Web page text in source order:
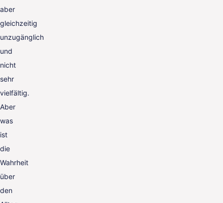
aber
gleichzeitig
unzugänglich
und
nicht
sehr
vielfältig.
Aber
was
ist
die
Wahrheit
über
den